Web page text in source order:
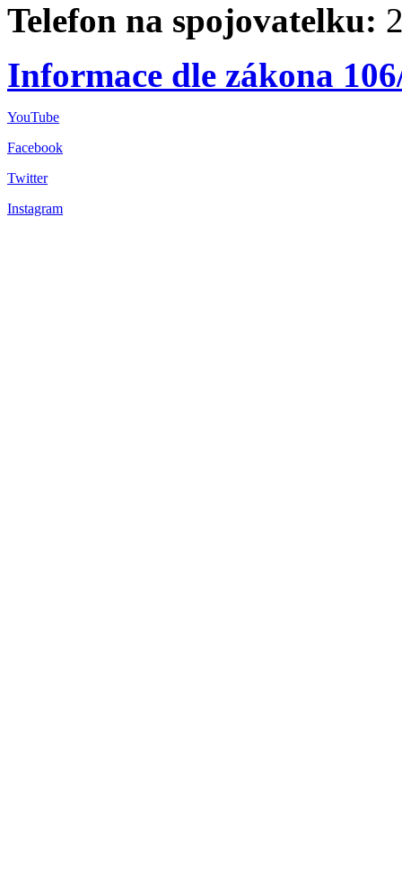
Telefon na spojovatelku:
Informace dle zákona
YouTube
Facebook
Twitter
Instagram